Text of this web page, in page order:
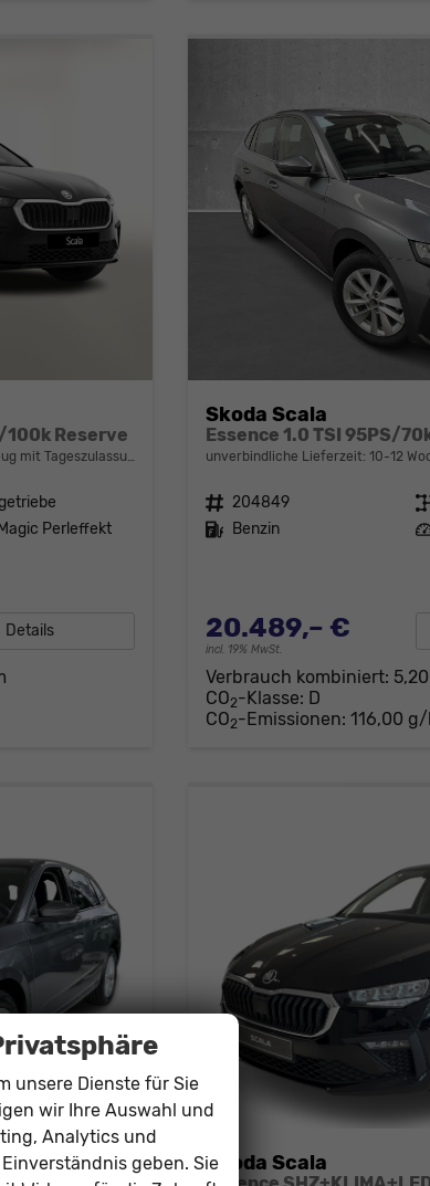
100k Reserve
mit Tageszulassung
Perleffekt
Details
Skoda Scala
Essence 1.0 TSI 95PS/
unverbindliche Lieferzeit: 10-12
Fahrzeugnr. 204849
Kraftstoff Benzin
20.489,– €
incl. 19% MwSt.
Verbrauch kombiniert:
CO2-Klasse: D
CO2-Emissionen: 116,00
Skoda Scala
unsere Dienste für Sie
wir Ihre Auswahl und
Analytics und
geben. Sie